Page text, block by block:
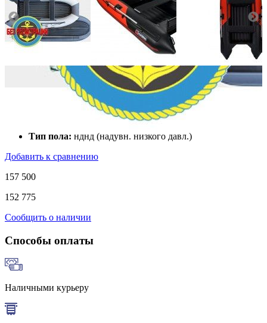
Количество мест:4
Масса комплекта:
71
Мощность мотора:6
Тактность двигателя:4
Тип пола: нднд (надувн. низкого давл.)
Добавить к сравнению
157 500
152 775
Сообщить о наличии
Способы оплаты
Наличными курьеру